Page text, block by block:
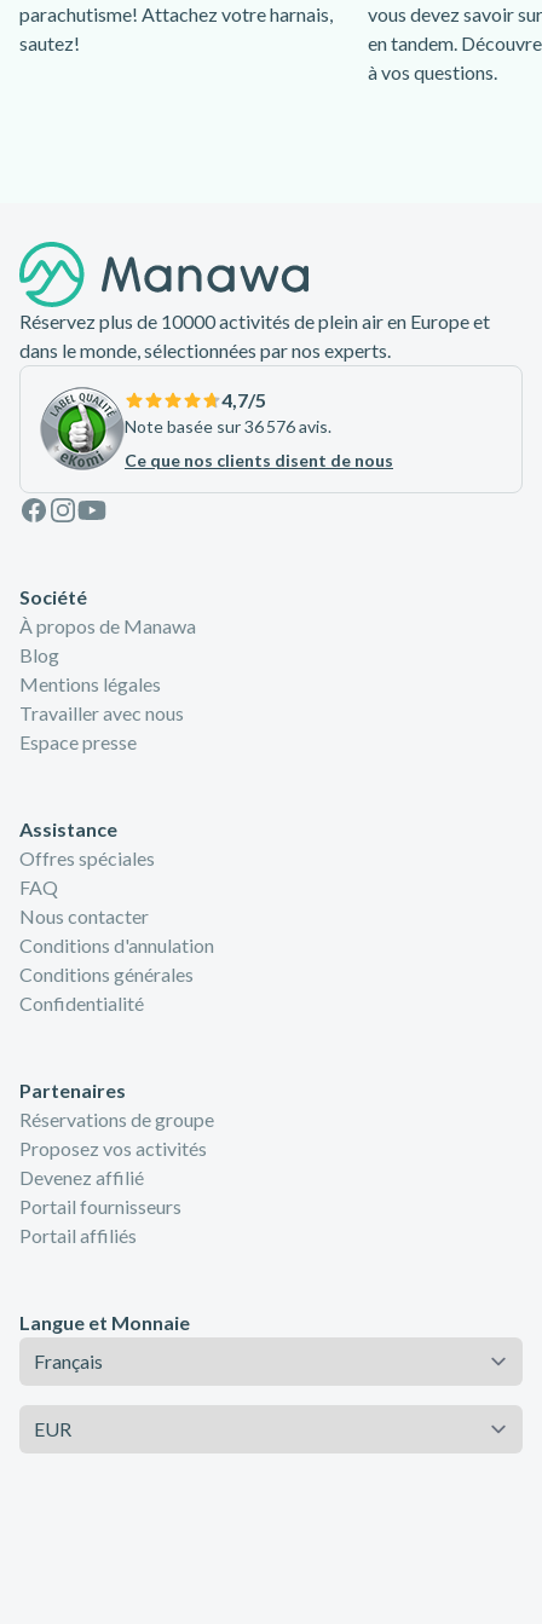
parachutisme! Attachez votre harnais,
sautez!
vous devez savoir
en tandem.
à vos questions.
Réservez plus de 10000 activités de plein air en Europe et
dans le monde, sélectionnées par nos experts.
4,7/5
Note basée sur 36 576 avis.
Ce que nos clients disent de nous
Facebook
Instagram
Youtube
Société
À propos de Manawa
Blog
Mentions légales
Travailler avec nous
Espace presse
Assistance
Offres spéciales
FAQ
Nous contacter
Conditions d'annulation
Conditions générales
Confidentialité
Partenaires
Réservations de groupe
Proposez vos activités
Devenez affilié
Portail fournisseurs
Portail affiliés
Langue et Monnaie